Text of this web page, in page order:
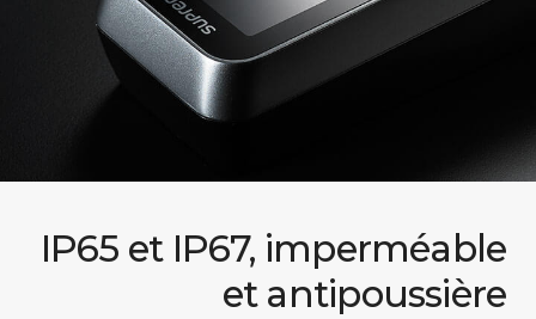
IP65 et IP67, imperméable
et antipoussière